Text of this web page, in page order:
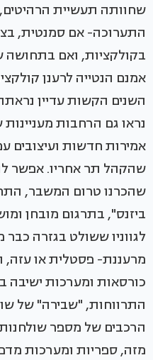
שחוותה תעשיית
התערוכה- אם סמנטית,
בקולקציות, ואם בתחושה
אמנם הנטייה לרענן
השנים הקשות עדיין
נראו גם הרחבות
אמירות חדשות ועיצובים
שהקהל תר אחריו. אפשר
שהכרנו טרום המשבר,
ביזנס", בתרגום מובחן
לגווניו ששולט בגזרה
מרעננת- פסטלית או עזה,
כורסאות ומערכות ישיבה
התרווחות, "שבירה" של
הרכבים של מספר שולחנות
מזה, ספריות ומערכות